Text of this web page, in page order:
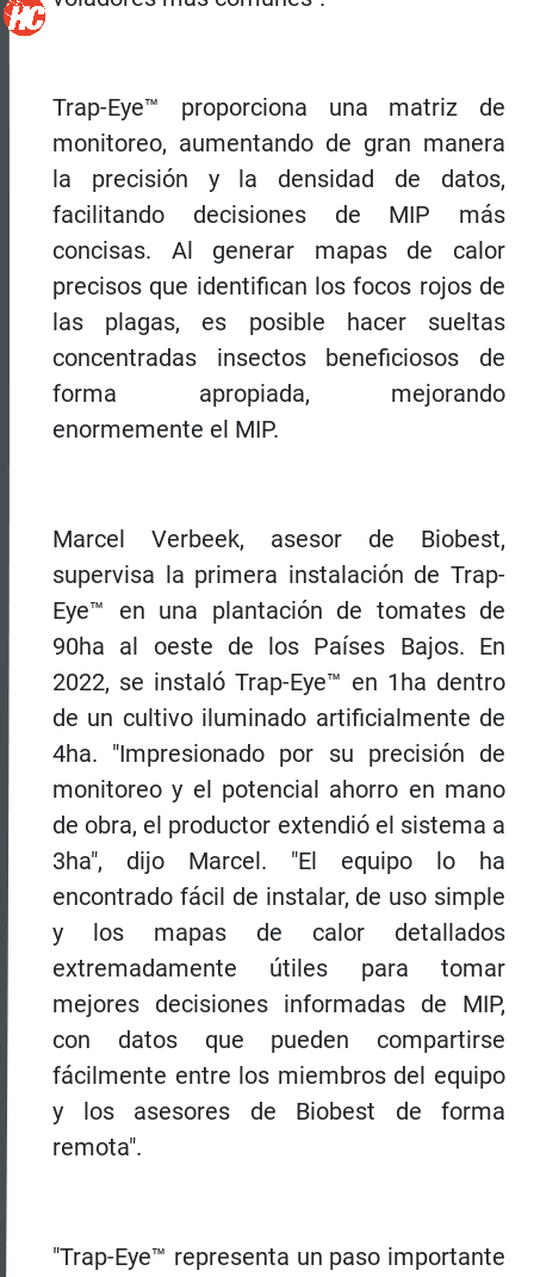
Trap-Eye™ proporciona una matriz de
monitoreo, aumentando de gran manera
la precisión y la densidad de datos,
facilitando decisiones de MIP más
concisas. Al generar mapas de calor
precisos que identifican los focos rojos de
las plagas, es posible hacer sueltas
concentradas insectos beneficiosos de
forma apropiada, mejorando
enormemente el MIP.
Marcel Verbeek, asesor de Biobest,
supervisa la primera instalación de Trap-
Eye™ en una plantación de tomates de
90ha al oeste de los Países Bajos. En
2022, se instaló Trap-Eye™ en 1ha dentro
de un cultivo iluminado artificialmente de
4ha. "Impresionado por su precisión de
monitoreo y el potencial ahorro en mano
de obra, el productor extendió el sistema a
3ha", dijo Marcel. "El equipo lo ha
encontrado fácil de instalar, de uso simple
y los mapas de calor detallados
extremadamente útiles para tomar
mejores decisiones informadas de MIP,
con datos que pueden compartirse
fácilmente entre los miembros del equipo
y los asesores de Biobest de forma
remota".
"Trap-Eye™ representa un paso importante